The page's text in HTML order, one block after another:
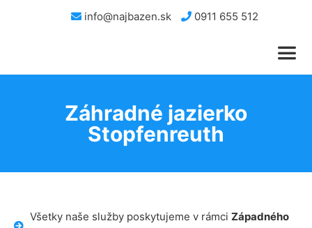
info@najbazen.sk 0911 655 512
Záhradné jazierko
Stopfenreuth
Všetky naše služby poskytujeme v rámci Západného